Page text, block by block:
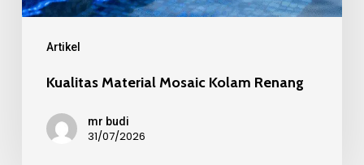
Artikel
Kualitas Material Mosaic Kolam Renang
mr budi
31/07/2026